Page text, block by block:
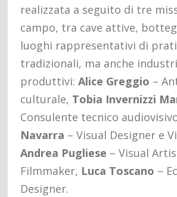
realizzata a seguito di tre
campo, tra cave attive,
luoghi rappresentativi di
tradizionali, ma anche
produttivi:Alice Greggio –
culturale, Tobia Invernizzi
Consulente tecnico
Navarra – Visual Designer e
Andrea Pugliese – Visual
Filmmaker, Luca Toscano –
Designer.